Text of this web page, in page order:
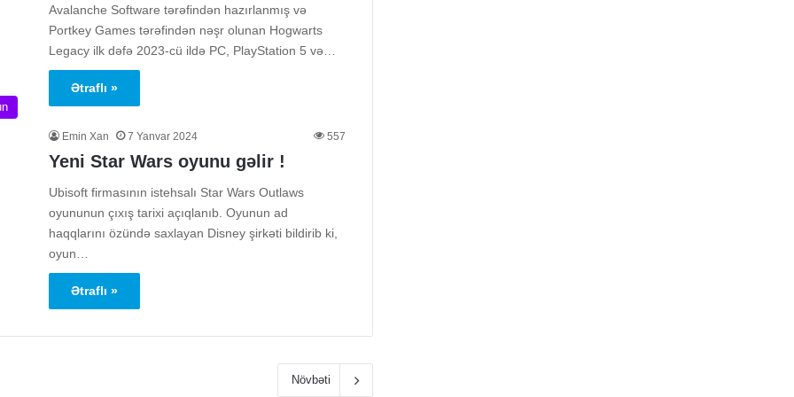
Avalanche Software tərəfindən hazırlanmış və
Portkey Games tərəfindən nəşr olunan Hogwarts
Legacy ilk dəfə 2023-cü ildə PC, PlayStation 5 və…
Ətraflı »
Emin Xan 7 Yanvar 2024 557
Yeni Star Wars oyunu gəlir !
Ubisoft firmasının istehsalı Star Wars Outlaws
oyununun çıxış tarixi açıqlanıb. Oyunun ad
haqqlarını özündə saxlayan Disney şirkəti bildirib ki,
oyun…
Ətraflı »
Növbəti